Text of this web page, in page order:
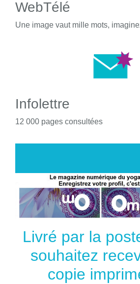
WebTélé
Une image vaut mille mots,
Infolettre
12 000 pages consultées
Livré par la
souhaitez
copie